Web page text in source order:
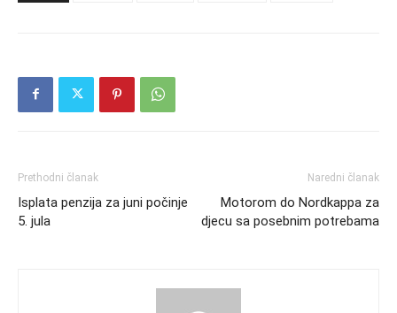
Prethodni članak
Isplata penzija za juni počinje
5. jula
Naredni članak
Motorom do Nordkappa za
djecu sa posebnim potrebama